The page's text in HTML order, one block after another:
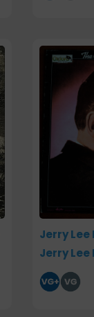
Jerry Lee
Jerry Lee